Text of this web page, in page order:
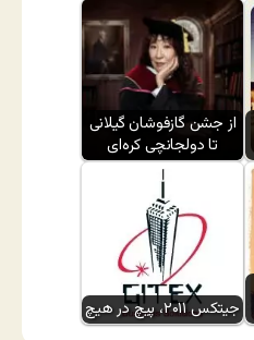
از جشن گازفوشان گیلانی
تا دولجانچی کره‌ای
جیتکس ۲۰۱۱، پیچ در هیچ